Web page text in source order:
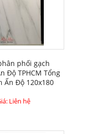
phối gạch
Độ TPHCM Tổng
Ấn Độ 120x180
Liên hệ